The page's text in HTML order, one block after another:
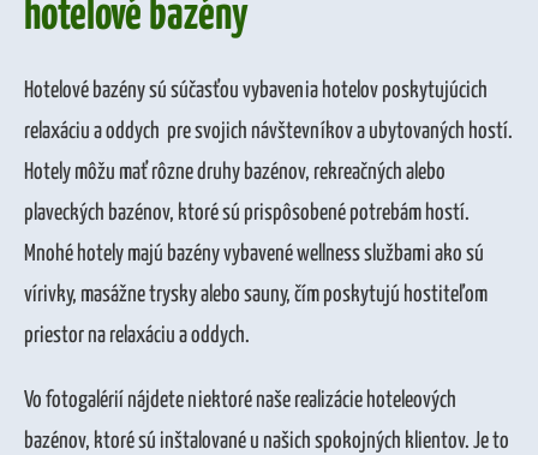
hotelové bazény
Hotelové bazény sú súčasťou vybavenia hotelov poskytujúcich
relaxáciu a oddych pre svojich návštevníkov a ubytovaných hostí.
Hotely môžu mať rôzne druhy bazénov, rekreačných alebo
plaveckých bazénov, ktoré sú prispôsobené potrebám hostí.
Mnohé hotely majú bazény vybavené wellness službami ako sú
vírivky, masážne trysky alebo sauny, čím poskytujú hostiteľom
priestor na relaxáciu a oddych.
Vo fotogalérií nájdete niektoré naše realizácie hoteleových
bazénov, ktoré sú inštalované u našich spokojných klientov. Je to